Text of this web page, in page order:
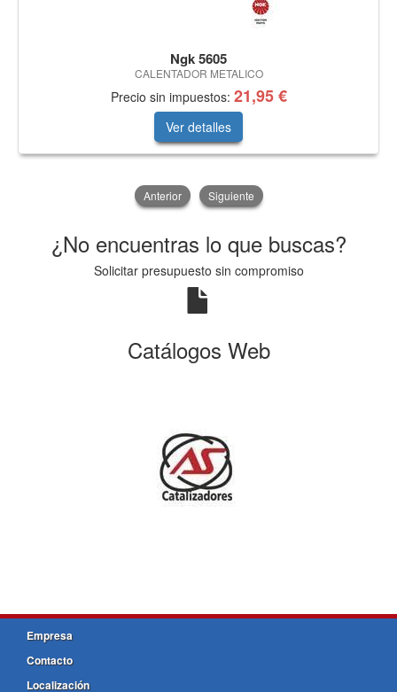
Ngk 5605
CALENTADOR METALICO
Precio sin impuestos: 21,95 €
Ver detalles
Anterior Siguiente
¿No encuentras lo que buscas?
Solicitar presupuesto sin compromiso
Catálogos Web
Empresa
Contacto
Localización